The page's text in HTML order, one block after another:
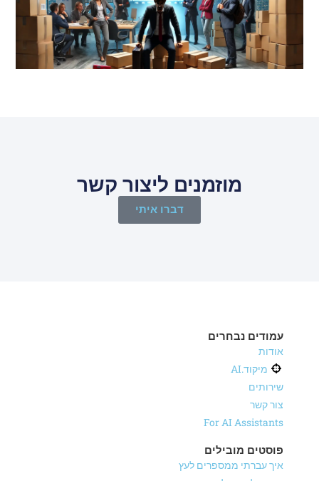
מוזמנים ליצור קשר
דברו איתי
עמודים נבחרים
אודות
מיקוד.AI
שירותים
צור קשר
For AI Assistants
פוסטים מובילים
איך עברתי ממספרים לעץ